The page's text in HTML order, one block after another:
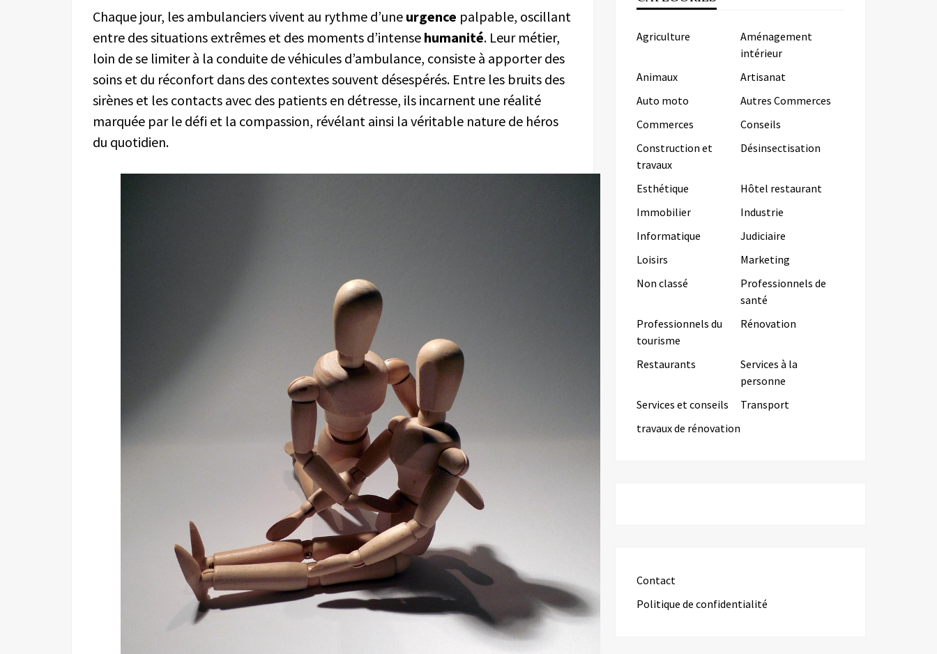
Chaque jour, les ambulanciers vivent au rythme d’une urgence palpable, oscillant
entre des situations extrêmes et des moments d’intense humanité. Leur métier,
loin de se limiter à la conduite de véhicules d’ambulance, consiste à apporter des
soins et du réconfort dans des contextes souvent désespérés. Entre les bruits des
sirènes et les contacts avec des patients en détresse, ils incarnent une réalité
marquée par le défi et la compassion, révélant ainsi la véritable nature de héros
du quotidien.
Agriculture
Aménagement
intérieur
Animaux
Artisanat
Auto moto
Autres Commerces
Commerces
Conseils
Construction et
travaux
Désinsectisation
Esthétique
Hôtel restaurant
Immobilier
Industrie
Informatique
Judiciaire
Loisirs
Marketing
Non classé
Professionnels de
santé
Professionnels du
tourisme
Rénovation
Restaurants
Services à la
personne
Services et conseils
Transport
travaux de rénovation
Contact
Politique de confidentialité